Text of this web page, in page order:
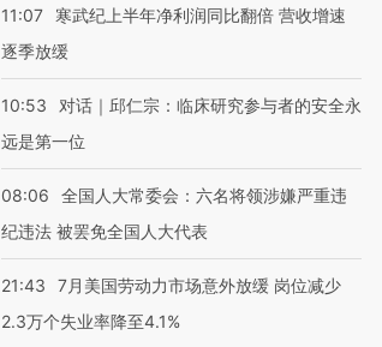
11:07
寒武纪上半年净利润同比翻倍 营收增速
逐季放缓
10:53
对话｜邱仁宗：临床研究参与者的安全永
远是第一位
08:06
全国人大常委会：六名将领涉嫌严重违
纪违法 被罢免全国人大代表
21:43
7月美国劳动力市场意外放缓 岗位减少
2.3万个失业率降至4.1%